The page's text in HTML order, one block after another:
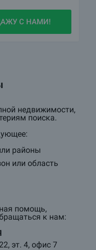
С НАМИ!
недвижимости,
поиска.
районы
или область
помощь,
к нам:
эт. 4, офис 7